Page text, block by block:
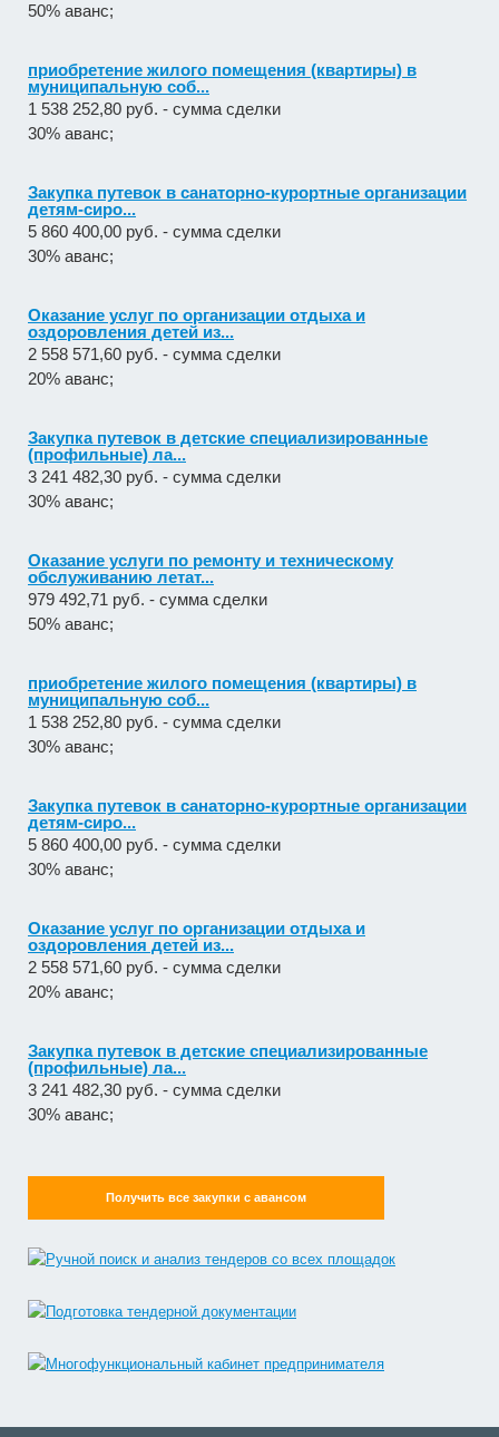
50% аванс;
приобретение жилого помещения (квартиры) в
муниципальную соб...
1 538 252,80 руб. - сумма сделки
30% аванс;
Закупка путевок в санаторно-курортные организации
детям-сиро...
5 860 400,00 руб. - сумма сделки
30% аванс;
Оказание услуг по организации отдыха и
оздоровления детей из...
2 558 571,60 руб. - сумма сделки
20% аванс;
Закупка путевок в детские специализированные
(профильные) ла...
3 241 482,30 руб. - сумма сделки
30% аванс;
Оказание услуги по ремонту и техническому
обслуживанию летат...
979 492,71 руб. - сумма сделки
50% аванс;
приобретение жилого помещения (квартиры) в
муниципальную соб...
1 538 252,80 руб. - сумма сделки
30% аванс;
Закупка путевок в санаторно-курортные организации
детям-сиро...
5 860 400,00 руб. - сумма сделки
30% аванс;
Оказание услуг по организации отдыха и
оздоровления детей из...
2 558 571,60 руб. - сумма сделки
20% аванс;
Закупка путевок в детские специализированные
(профильные) ла...
3 241 482,30 руб. - сумма сделки
30% аванс;
Получить все закупки с авансом